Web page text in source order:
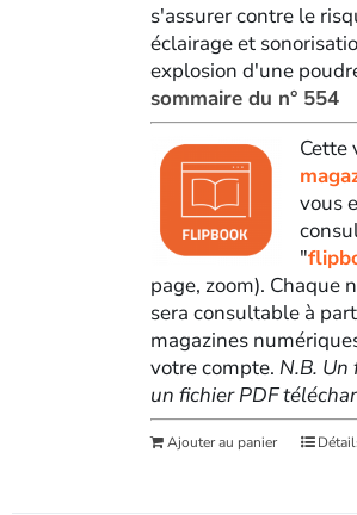
s'assurer contre le
éclairage et
explosion d'une
sommaire du n° 554
Cette
vous
"
page, zoom). Chaque
sera consultable à
magazines
votre compte. N.B.
un fichier PDF
Ajouter au panier